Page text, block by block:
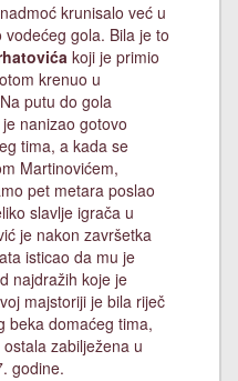
krunisalo već u
gola. Bila je to
koji je primio
krenuo u
putu do gola
nanizao gotovo
tima, a kada se
Martinovićem,
pet metara poslao
slavlje igrača u
je nakon završetka
isticao da mu je
najdražih koje je
majstoriji je bila riječ
beka domaćeg tima,
zabilježena u
godine.